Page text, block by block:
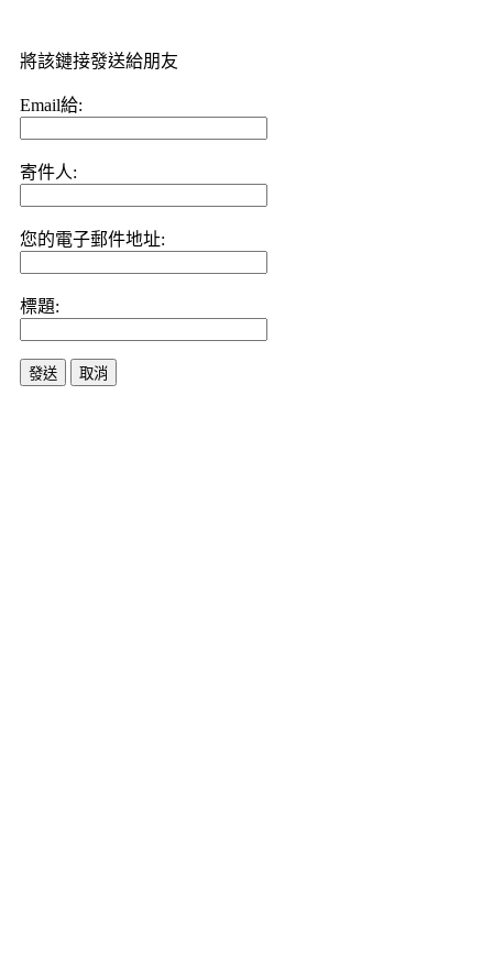
將該鏈接發送給朋友
Email給:
寄件人:
您的電子郵件地址:
標題:
發送 取消